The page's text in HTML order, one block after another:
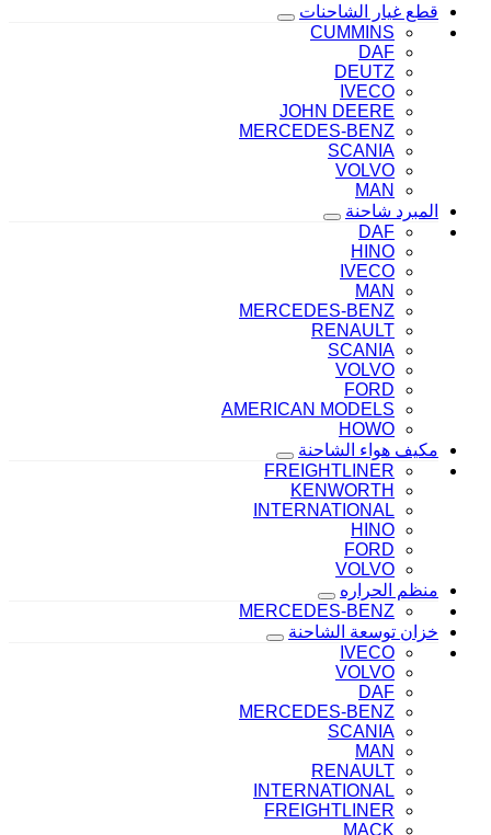
قطع غيار الشاحنات
CUMMINS
DAF
DEUTZ
IVECO
JOHN DEERE
MERCEDES-BENZ
SCANIA
VOLVO
MAN
المبرد شاحنة
DAF
HINO
IVECO
MAN
MERCEDES-BENZ
RENAULT
SCANIA
VOLVO
FORD
AMERICAN MODELS
HOWO
مكيف هواء الشاحنة
FREIGHTLINER
KENWORTH
INTERNATIONAL
HINO
FORD
VOLVO
منظم الحراره
MERCEDES-BENZ
خزان توسعة الشاحنة
IVECO
VOLVO
DAF
MERCEDES-BENZ
SCANIA
MAN
RENAULT
INTERNATIONAL
FREIGHTLINER
MACK